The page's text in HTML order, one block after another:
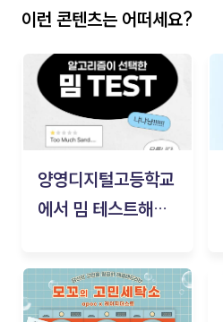
이런 콘텐츠는 어떠세요?
양영디지털고등학교
에서 밈 테스트해보